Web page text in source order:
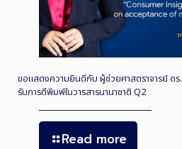
ขอแสดงความยินดีกับ ผู้ช่วยศาสตราจารย์ ด
รับการตีพิมพ์ในวารสารนานาชาติ Q2
Read more